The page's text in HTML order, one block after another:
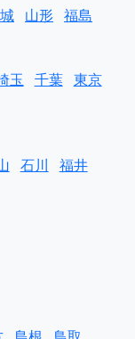
山形 福島
玉 千葉 東京
石川 福井